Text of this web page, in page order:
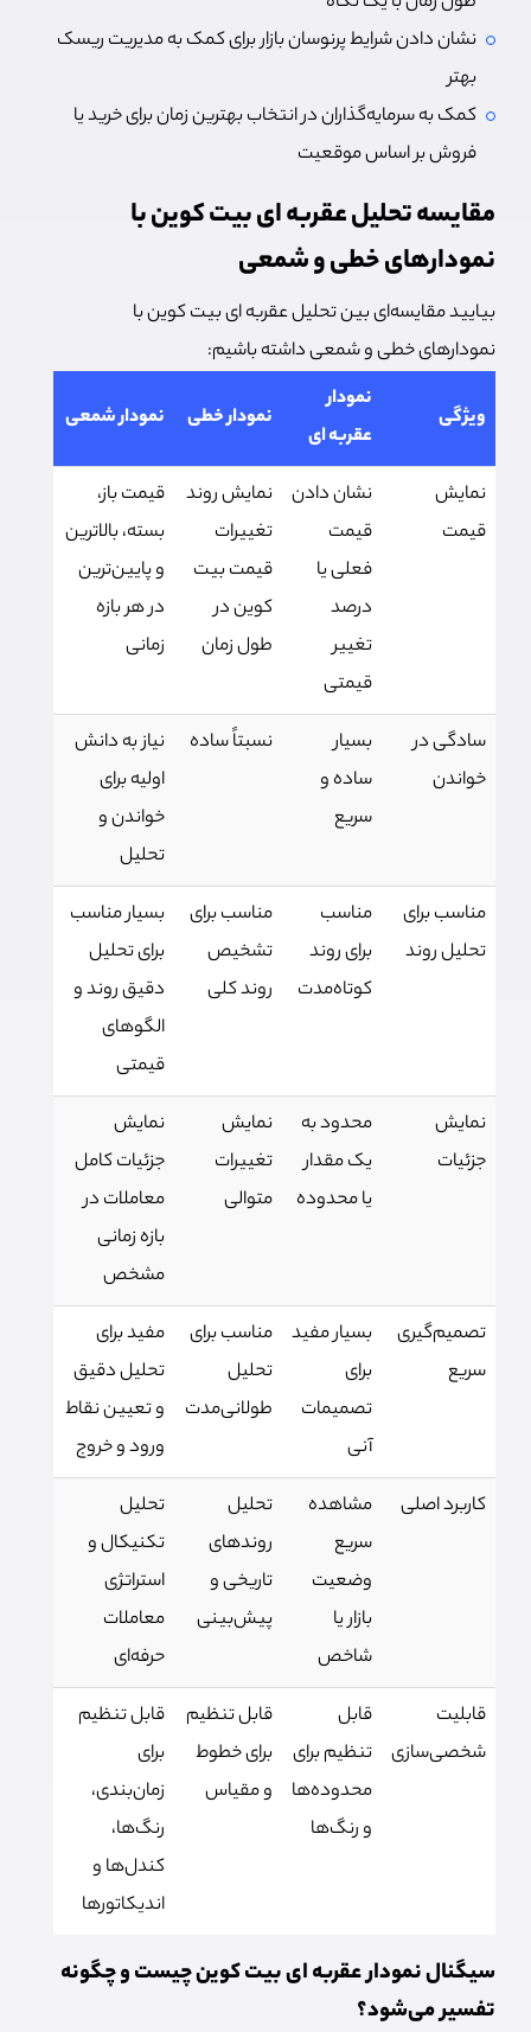
نشان دادن شرایط پرنوسان بازار برای کمک به مدیریت ریسک
بهتر
کمک به سرمایه‌گذاران در انتخاب بهترین زمان برای خرید یا
فروش بر اساس موقعیت
مقایسه تحلیل عقربه ای بیت کوین با
نمودارهای خطی و شمعی
بیایید مقایسه‌ای بین تحلیل عقربه ای بیت کوین با
نمودارهای خطی و شمعی داشته باشیم:
ویژگی
نمودار
عقربه ای
نمودار خطی نمودار شمعی
نمایش
قیمت
نشان دادن
قیمت
فعلی یا
درصد
تغییر
قیمتی
نمایش روند
تغییرات
قیمت بیت
کوین در
طول زمان
قیمت باز،
بسته، بالاترین
و پایین‌ترین
در هر بازه
زمانی
سادگی در
خواندن
بسیار
ساده و
سریع
نسبتاً ساده
نیاز به دانش
اولیه برای
خواندن و
تحلیل
مناسب برای
تحلیل روند
مناسب
برای روند
کوتاه‌مدت
مناسب برای
تشخیص
روند کلی
بسیار مناسب
برای تحلیل
دقیق روند و
الگوهای
قیمتی
نمایش
جزئیات
محدود به
یک مقدار
یا محدوده
نمایش
تغییرات
متوالی
نمایش
جزئیات کامل
معاملات در
بازه زمانی
مشخص
تصمیم‌گیری
سریع
بسیار مفید
برای
تصمیمات
آنی
مناسب برای
تحلیل
طولانی‌مدت
مفید برای
تحلیل دقیق
و تعیین نقاط
ورود و خروج
کاربرد اصلی
مشاهده
سریع
وضعیت
بازار یا
شاخص
تحلیل
روندهای
تاریخی و
پیش‌بینی
تحلیل
تکنیکال و
استراتژی
معاملات
حرفه‌ای
قابلیت
شخصی‌سازی
قابل
تنظیم برای
محدوده‌ها
و رنگ‌ها
قابل تنظیم
برای خطوط
و مقیاس
قابل تنظیم
برای
زمان‌بندی،
رنگ‌ها،
کندل‌ها و
اندیکاتورها
سیگنال نمودار عقربه ای بیت کوین چیست و چگونه
تفسیر می‌شود؟